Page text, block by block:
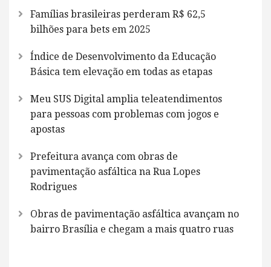
Famílias brasileiras perderam R$ 62,5
bilhões para bets em 2025
Índice de Desenvolvimento da Educação
Básica tem elevação em todas as etapas
Meu SUS Digital amplia teleatendimentos
para pessoas com problemas com jogos e
apostas
Prefeitura avança com obras de
pavimentação asfáltica na Rua Lopes
Rodrigues
Obras de pavimentação asfáltica avançam no
bairro Brasília e chegam a mais quatro ruas